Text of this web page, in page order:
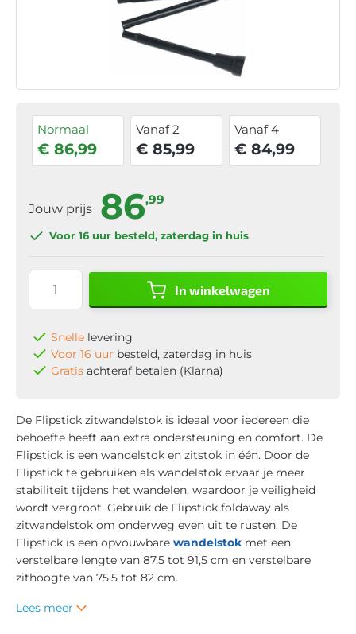
Normaal
€ 86,99
Vanaf 2
€ 85,99
Vanaf 4
€ 84,99
Jouw prijs 86,99
Voor 16 uur besteld, zaterdag in huis
In winkelwagen
Snelle levering
Voor 16 uur besteld, zaterdag in huis
Gratis achteraf betalen (Klarna)
De Flipstick zitwandelstok is ideaal voor iedereen die
behoefte heeft aan extra ondersteuning en comfort. De
Flipstick is een wandelstok en zitstok in één. Door de
Flipstick te gebruiken als wandelstok ervaar je meer
stabiliteit tijdens het wandelen, waardoor je veiligheid
wordt vergroot. Gebruik de Flipstick foldaway als
zitwandelstok om onderweg even uit te rusten. De
Flipstick is een opvouwbare wandelstok met een
verstelbare lengte van 87,5 tot 91,5 cm en verstelbare
zithoogte van 75,5 tot 82 cm.
Lees meer